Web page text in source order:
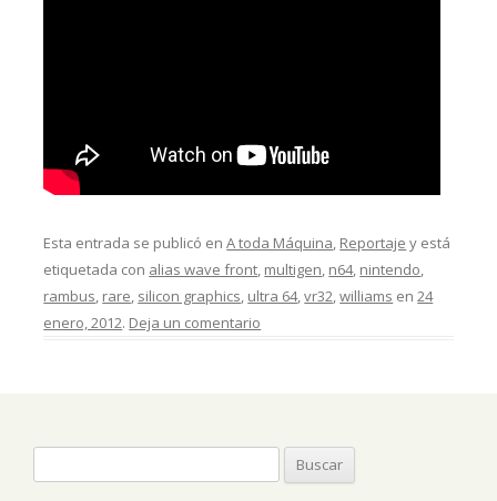
Esta entrada se publicó enA toda Máquina, Reportaje y está
etiquetada con alias wave front, multigen, n64, nintendo,
rambus, rare, silicon graphics, ultra 64,vr32,williams en24
enero, 2012. Deja un comentario